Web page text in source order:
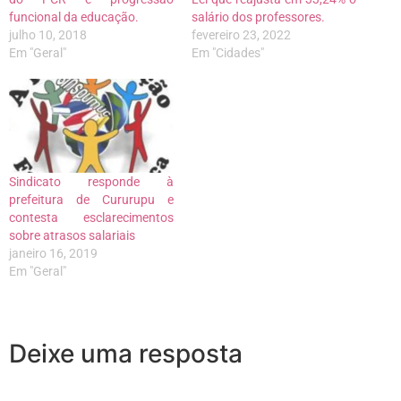
funcional da educação.
julho 10, 2018
Em "Geral"
salário dos professores.
fevereiro 23, 2022
Em "Cidades"
Sindicato responde à
prefeitura de Cururupu e
contesta esclarecimentos
sobre atrasos salariais
janeiro 16, 2019
Em "Geral"
Deixe uma resposta